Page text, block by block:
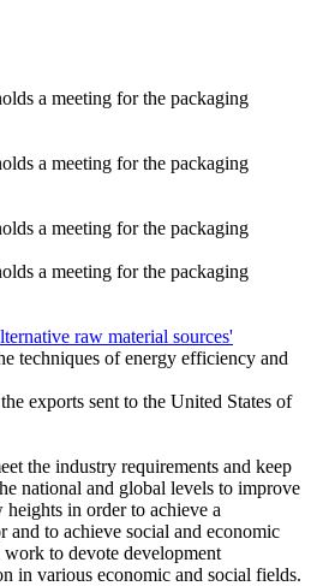
a meeting for the packaging
a meeting for the packaging
a meeting for the packaging
a meeting for the packaging
raw material sources'
techniques of energy efficiency and
exports sent to the United States of
the industry requirements and keep
national and global levels to improve
in order to achieve a
and to achieve social and economic
work to devote development
in various economic and social fields.